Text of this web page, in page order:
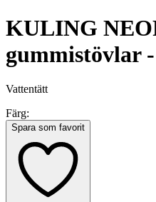
KULING
gummistövlar
Vattentätt
Färg:
Spara som favorit